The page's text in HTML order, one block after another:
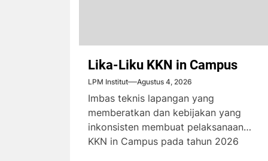
Lika-Liku KKN in Campus
LPM Institut Agustus 4, 2026
Imbas teknis lapangan yang
memberatkan dan kebijakan yang
inkonsisten membuat pelaksanaan
KKN in Campus pada tahun 2026